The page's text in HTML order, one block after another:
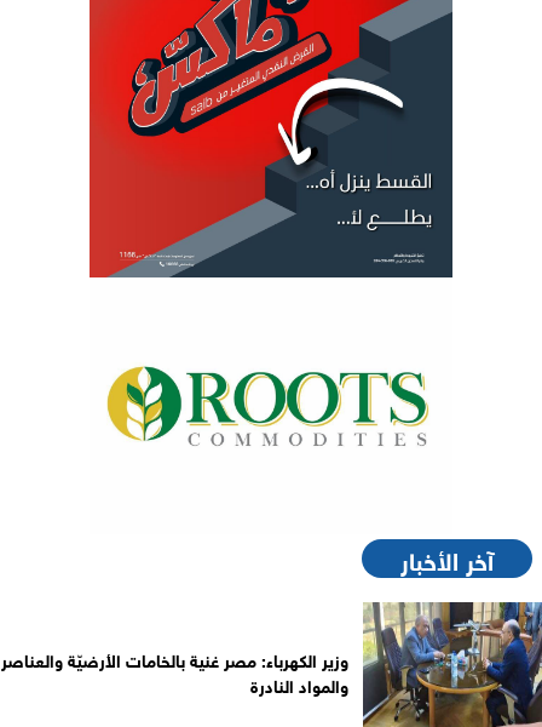
آخر الأخبار
وزير الكهرباء: مصر غنية بالخامات الأرضيّة والعناصر
والمواد النادرة